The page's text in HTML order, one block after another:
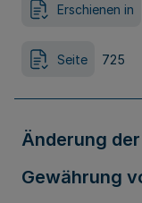
Erschienen in
Seite 725
Änderung
Gewährung